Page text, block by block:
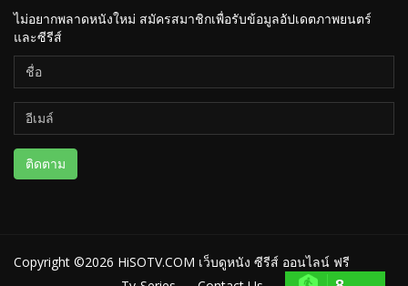
ไม่อยากพลาดหนังใหม่ สมัครสมาชิกเพื่อรับข้อมูลอัปเดตภาพยนตร์
และซีรีส์
ติดตาม
Copyright ©2026 HiSOTV.COM เว็บดูหนัง ซีรีส์ ออนไลน์ ฟรี